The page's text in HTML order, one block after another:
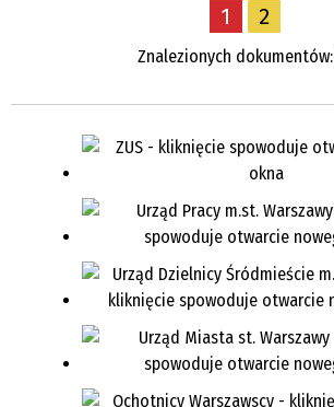
1 2
Znalezionych dokumentów: